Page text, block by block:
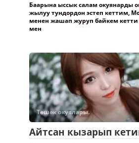
Баарына ыссык салам окуянарды
жылуу тундордон эстеп кеттим,
менен жашап журуп байкем кетти
мен
Төшөк окуялары.
Айтсан кызарып